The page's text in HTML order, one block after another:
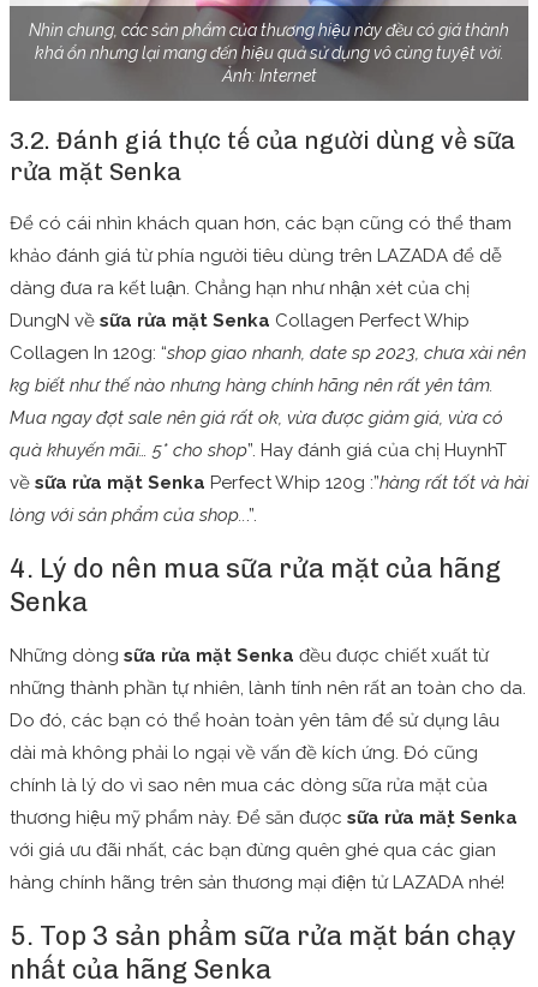
Nhìn chung, các sản phẩm của thương hiệu này đều có giá thành
khá ổn nhưng lại mang đến hiệu quả sử dụng vô cùng tuyệt vời.
Ảnh: Internet
3.2. Đánh giá thực tế của người dùng về sữa
rửa mặt Senka
Để có cái nhìn khách quan hơn, các bạn cũng có thể tham
khảo đánh giá từ phía người tiêu dùng trên LAZADA để dễ
dàng đưa ra kết luận. Chẳng hạn như nhận xét của chị
DungN về sữa rửa mặt Senka Collagen Perfect Whip
Collagen In 120g: “shop giao nhanh, date sp 2023, chưa xài nên
kg biết như thế nào nhưng hàng chính hãng nên rất yên tâm.
Mua ngay đợt sale nên giá rất ok, vừa được giảm giá, vừa có
quà khuyến mãi… 5* cho shop”. Hay đánh giá của chị HuynhT
về sữa rửa mặt Senka Perfect Whip 120g :”hàng rất tốt và hài
lòng với sản phẩm của shop...”.
4. Lý do nên mua sữa rửa mặt của hãng
Senka
Những dòng sữa rửa mặt Senka đều được chiết xuất từ
những thành phần tự nhiên, lành tính nên rất an toàn cho da.
Do đó, các bạn có thể hoàn toàn yên tâm để sử dụng lâu
dài mà không phải lo ngại về vấn đề kích ứng. Đó cũng
chính là lý do vì sao nên mua các dòng sữa rửa mặt của
thương hiệu mỹ phẩm này. Để săn được sữa rửa mặt Senka
với giá ưu đãi nhất, các bạn đừng quên ghé qua các gian
hàng chính hãng trên sản thương mại điện tử LAZADA nhé!
5. Top 3 sản phẩm sữa rửa mặt bán chạy
nhất của hãng Senka